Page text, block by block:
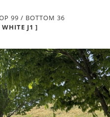
99 / BOTTOM 36
J1 ]